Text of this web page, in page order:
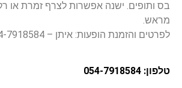
בס ותופים. ישנה אפשרות לצרף זמרת או
מראש.
לפרטים והזמנת הופעות: איתן – 054-7918584
טלפון: 054-7918584